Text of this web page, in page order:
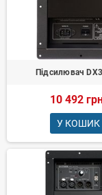
Підсилювач
10 492
У КОШИК